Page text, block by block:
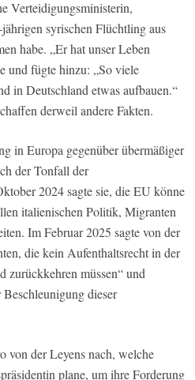
Verteidigungsministerin,
syrischen Flüchtling aus
habe. „Er hat unser Leben
und fügte hinzu: „So viele
in Deutschland etwas aufbauen.“
derweil andere Fakten.
in Europa gegenüber übermäßiger
der Tonfall der
2024 sagte sie, die EU könne
italienischen Politik, Migranten
Im Februar 2025 sagte von der
die kein Aufenthaltsrecht in der
zurückkehren müssen“ und
dieser
von der Leyens nach, welche
plane, um ihre Forderung